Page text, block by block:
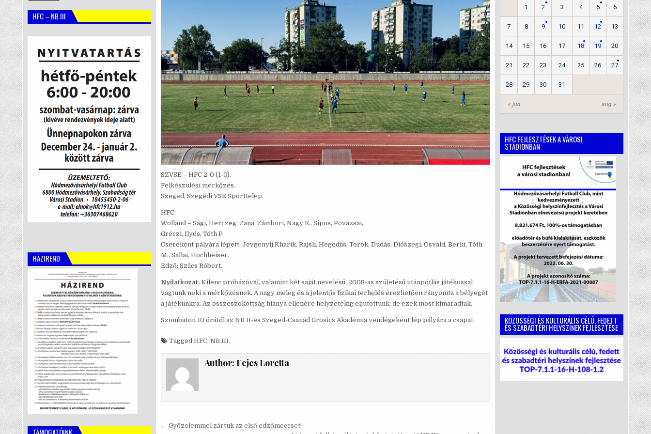
SZVSE – HFC 2-0 (1-0).
Felkészülési mérkőzés.
Szeged, Szegedi VSE Sporttelep.
HFC:
Wolland – Sági, Herczeg, Zana, Zámbori, Nagy R., Sipos, Povázsai,
Gréczi, Ilyés, Tóth P.
Csereként pályára lépett: Jevgenyij Kharik, Rajsli, Hegedűs, Török, Dudás, Diószegi, Osvald, Berki, Tóth
M., Sallai, Hochheiser.
Edző: Szűcs Róbert.
Nyilatkozat: Kilenc próbázóval, valamint két saját nevelésű, 2008-as születésű utánpótlás játékossal
vágtunk neki a mérkőzésnek. A nagy meleg és a jelentős fizikai terhelés érezhetően rányomta a bélyegét
a játékunkra. Az összeszokottság hiánya ellenére helyzetekig eljutottunk, de ezek most kimaradtak.
Szombaton 10 órától az NB II-es Szeged-Csanád Grosics Akadémia vendégeként lép pályára a csapat.
Tagged HFC, NB III.
Author: Fejes Loretta
Bejegyzés
← Győzelemmel zártuk az első edzőmeccset!
HFC – NB III
HÁZIREND
« jún aug »
1 2 3 4 5 6
7 8 9 10 11 12 13
14 15 16 17 18 19 20
21 22 23 24 25 26 27
28 29 30 31
HFC FEJLESZTÉSEK A VÁROSI
STADIONBAN
KÖZÖSSÉGI ÉS KULTURÁLIS CÉLÚ, FEDETT
ÉS SZABADTÉRI HELYSZÍNEK FEJLESZTÉSE